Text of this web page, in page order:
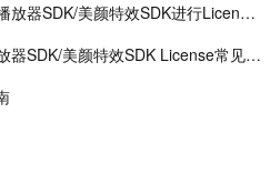
为直播推流SDK/短视频SDK/播放器SDK/美颜特效SDK进行License授权
直播推流SDK/短视频SDK/播放器SDK/美颜特效SDK License常见问题